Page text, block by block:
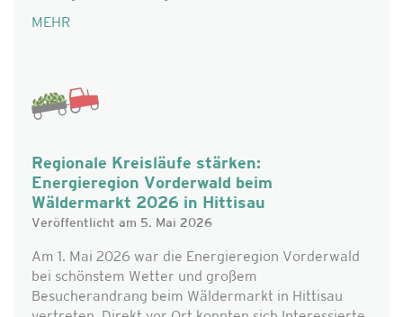
MEHR
Regionale Kreisläufe stärken:
Energieregion Vorderwald beim
Wäldermarkt 2026 in Hittisau
Veröffentlicht am 5. Mai 2026
Am 1. Mai 2026 war die Energieregion Vorderwald
bei schönstem Wetter und großem
Besucherandrang beim Wäldermarkt in Hittisau